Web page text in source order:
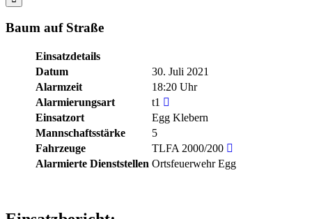
Baum auf Straße
Einsatzdetails
Datum
30. Juli 2021
Alarmzeit
18:20 Uhr
Alarmierungsart
t1
Einsatzort
Egg Klebern
Mannschaftsstärke
5
Fahrzeuge
TLFA 2000/200
Alarmierte Dienststellen Ortsfeuerwehr Egg